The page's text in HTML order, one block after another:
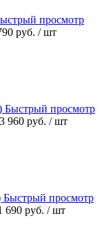
просмотр
руб. / шт
Быстрый просмотр
960 руб. / шт
Быстрый просмотр
690 руб. / шт